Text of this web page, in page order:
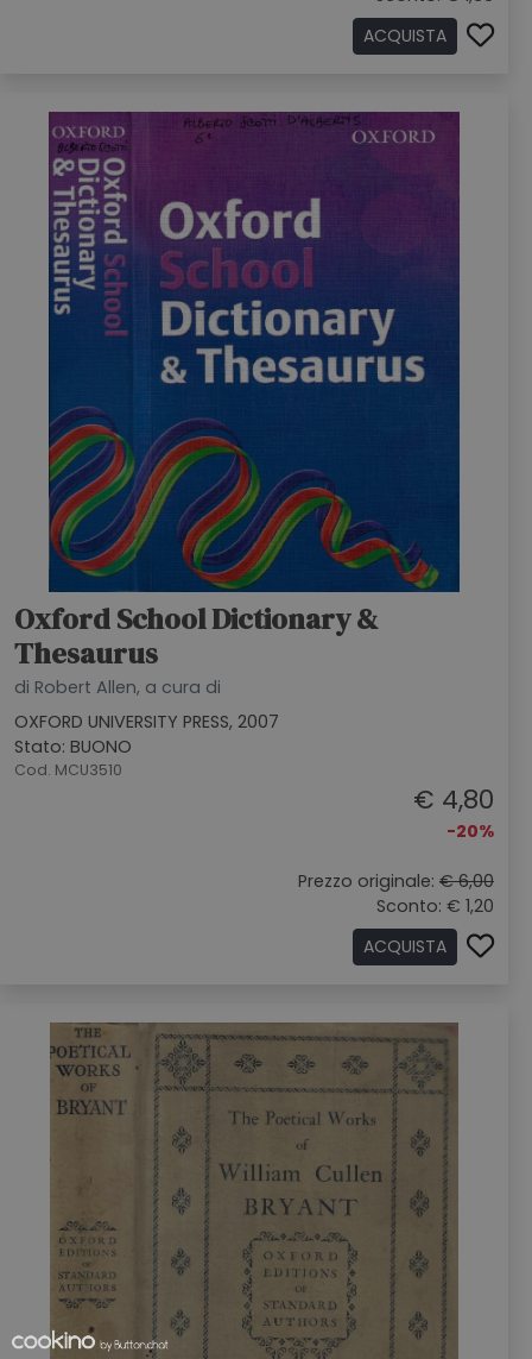
ACQUISTA
Oxford School Dictionary &
Thesaurus
di Robert Allen, a cura di
OXFORD UNIVERSITY PRESS, 2007
Stato: BUONO
Cod. MCU3510
€ 4,80
-20%
Prezzo originale: € 6,00
Sconto: € 1,20
ACQUISTA